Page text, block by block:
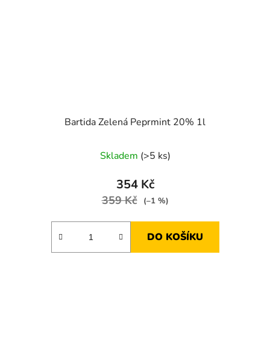
Bartida Zelená Peprmint 20% 1l
Skladem (>5 ks)
354 Kč
359 Kč (–1 %)
DO KOŠÍKU